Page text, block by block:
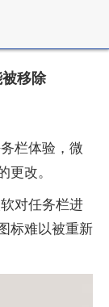
移除
栏体验，微
更改。
对任务栏进
标难以被重新